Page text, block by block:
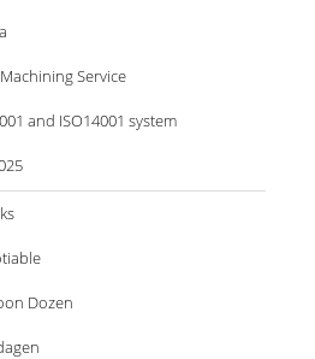
Service
and ISO14001 system
Dozen